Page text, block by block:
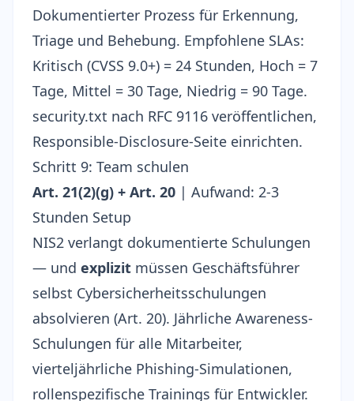
Dokumentierter Prozess für Erkennung,
Triage und Behebung. Empfohlene SLAs:
Kritisch (CVSS 9.0+) = 24 Stunden, Hoch = 7
Tage, Mittel = 30 Tage, Niedrig = 90 Tage.
security.txt nach RFC 9116 veröffentlichen,
Responsible-Disclosure-Seite einrichten.
Schritt 9: Team schulen
Art. 21(2)(g) + Art. 20 | Aufwand: 2-3
Stunden Setup
NIS2 verlangt dokumentierte Schulungen
— und explizit müssen Geschäftsführer
selbst Cybersicherheitsschulungen
absolvieren (Art. 20). Jährliche Awareness-
Schulungen für alle Mitarbeiter,
vierteljährliche Phishing-Simulationen,
rollenspezifische Trainings für Entwickler.